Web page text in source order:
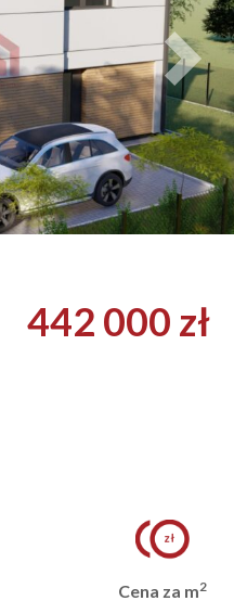
442 000 zł
Cena za m2